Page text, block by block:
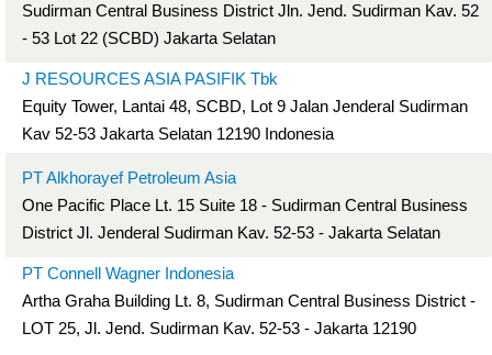
Sudirman Central Business District Jln. Jend. Sudirman Kav. 52
- 53 Lot 22 (SCBD) Jakarta Selatan
J RESOURCES ASIA PASIFIK Tbk
Equity Tower, Lantai 48, SCBD, Lot 9 Jalan Jenderal Sudirman
Kav 52-53 Jakarta Selatan 12190 Indonesia
PT Alkhorayef Petroleum Asia
One Pacific Place Lt. 15 Suite 18 - Sudirman Central Business
District Jl. Jenderal Sudirman Kav. 52-53 - Jakarta Selatan
PT Connell Wagner Indonesia
Artha Graha Building Lt. 8, Sudirman Central Business District -
LOT 25, Jl. Jend. Sudirman Kav. 52-53 - Jakarta 12190